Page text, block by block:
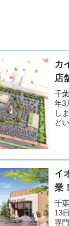
カ
店
千
年3
し
ど
イ
業
千
13
専